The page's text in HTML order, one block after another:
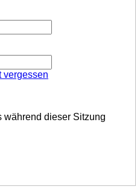
vergessen
während dieser Sitzung